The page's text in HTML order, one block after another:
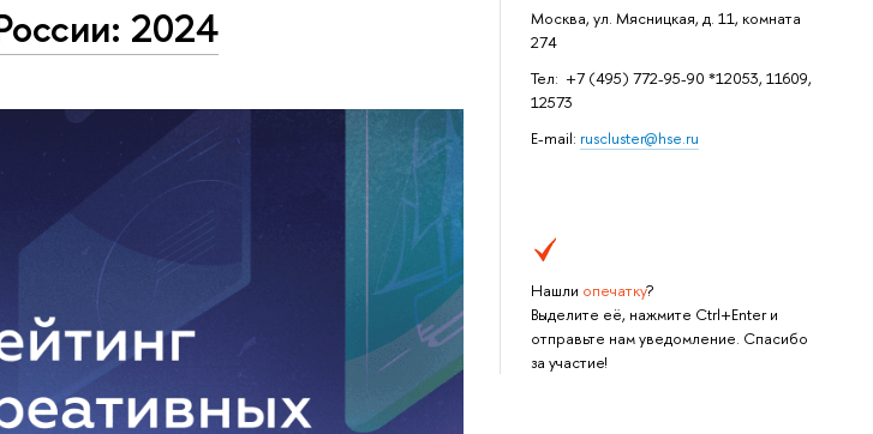
Москва, ул. Мясницкая, д. 11, комната
274
Тел: +7 (495) 772-95-90 *12053, 11609,
12573
E-mail: ruscluster@hse.ru
Нашли опечатку?
Выделите её, нажмите Ctrl+Enter и
отправьте нам уведомление. Спасибо
за участие!
2024